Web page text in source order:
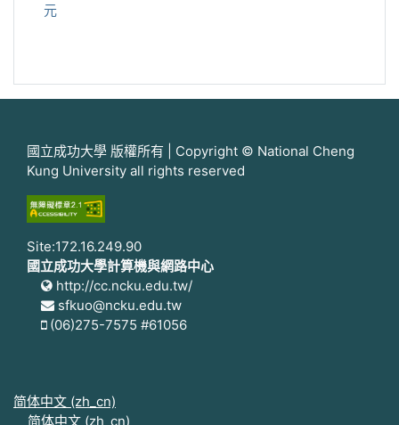
元
國立成功大學 版權所有 | Copyright © National Cheng
Kung University all rights reserved
Site:172.16.249.90
國立成功大學計算機與網路中心
http://cc.ncku.edu.tw/
sfkuo@ncku.edu.tw
(06)275-7575 #61056
简体中文 ‎(zh_cn)‎
简体中文 ‎(zh_cn)‎